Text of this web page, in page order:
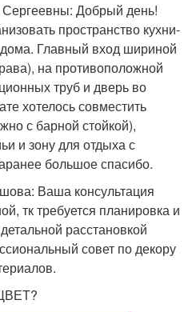
Добрый день!
пространство кухни-
Главный вход шириной
на противоположной
труб и дверь во
хотелось совместить
с барной стойкой),
и зону для отдыха с
большое спасибо.
Ваша консультация
тк требуется планировка и
расстановкой
совет по декору